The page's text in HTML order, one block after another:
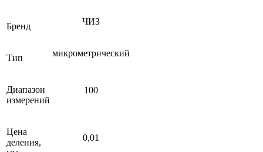
Бренд ЧИЗ
Тип микрометрический
Диапазон
измерений
100
Цена
деления,
0,01